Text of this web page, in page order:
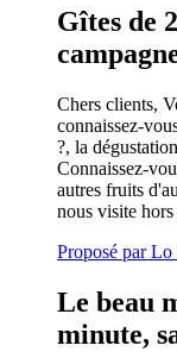
Gîtes de
Chers clients,
connaissez-
?, la
Connaissez-
autres fruits
nous visite
Proposé par Lo
Le beau
minute,